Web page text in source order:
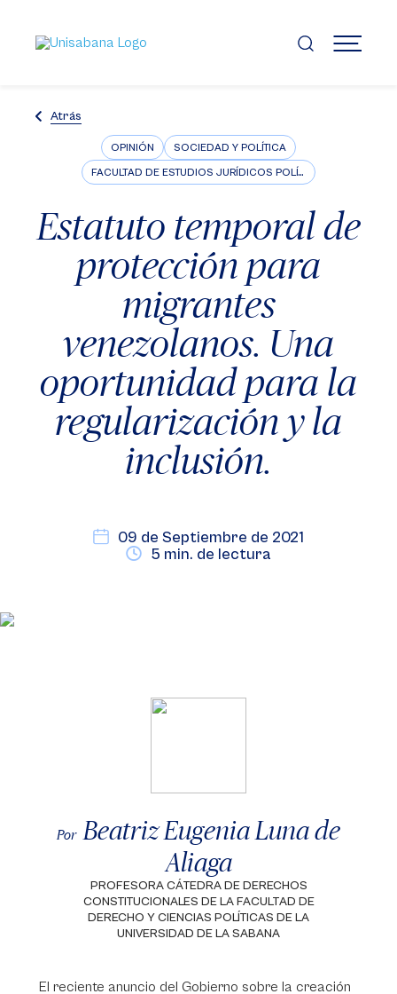
contenido
principal
MENÚ
Atrás
OPINIÓN SOCIEDAD Y POLÍTICA
FACULTAD DE ESTUDIOS JURÍDICOS POLÍTICOS E INTERNACIONALES
Estatuto temporal de
protección para
migrantes
venezolanos. Una
oportunidad para la
regularización y la
inclusión.
09 de Septiembre de 2021
5 min. de lectura
Por Beatriz Eugenia Luna de
Aliaga
PROFESORA CÁTEDRA DE DERECHOS
CONSTITUCIONALES DE LA FACULTAD DE
DERECHO Y CIENCIAS POLÍTICAS DE LA
UNIVERSIDAD DE LA SABANA
El reciente anuncio del Gobierno sobre la creación